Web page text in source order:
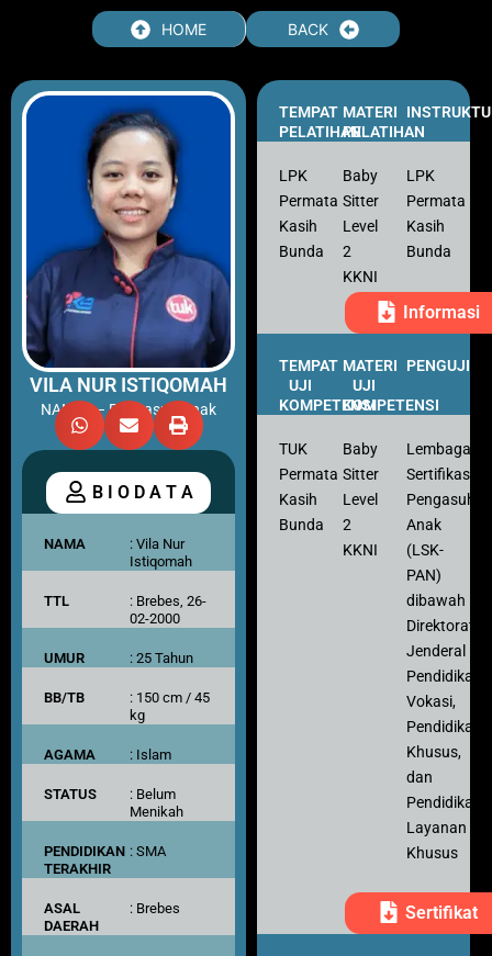
HOME BACK
VILA NUR ISTIQOMAH
NANNY – Pengasuh Anak
B I O D A T A
NAMA
: Vila Nur
Istiqomah
TTL
: Brebes, 26-
02-2000
UMUR : 25 Tahun
BB/TB
: 150 cm / 45
kg
AGAMA : Islam
STATUS
: Belum
Menikah
PENDIDIKAN
TERAKHIR
: SMA
ASAL
DAERAH
: Brebes
TEMPAT
PELATIHAN
MATERI
PELATIHAN
LPK
Permata
Kasih
Bunda
Baby
Sitter
Level
2
KKNI
LPK
Permata
Kasih
Bunda
Informasi
TEMPAT
UJI
KOMPETENSI
MATERI
UJI
KOMPETENSI
PENGUJI
TUK
Permata
Kasih
Bunda
Baby
Sitter
Level
2
KKNI
Lembaga
Sertifikasi
Pengasuh
Anak
(LSK-
PAN)
dibawah
Direktorat
Jenderal
Pendidikan
Vokasi,
Pendidikan
Khusus,
dan
Pendidikan
Layanan
Khusus
Sertifikat